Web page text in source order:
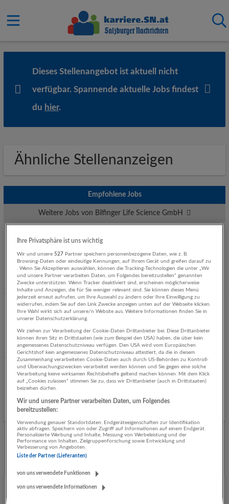
Dieses Stellenangebot ist aktuell nicht
verfügbar. Spannende aktuelle Jobs findest
du hier.
Ähnliche Stellenanzeigen
Empfohlene Jobs
Weitere Jobs von Bilfinger Life Science GmbH
Technischer Servicemitarbeiter (M/W/D)
06.08.2026,
SIAD Austria GmbH
5120 St. Pantaleon
Vor 2 Tagen veröffentlicht
Projektleiter im Bereich Fernwärmespeicher (m/w/d)
Bilfinger Life Science GmbH
Oberösterreich
Kundendiensttechniker (m/w/d) Gewerbe - Linz
29.07.2026,
Linz
Ihre Privatsphäre ist uns wichtig
Wir und unsere527 Partner speichern personenbezogene Daten, wie z. B.
Browsing-Daten oder eindeutige Kennungen, auf Ihrem Gerät und greifen darauf zu
. Wenn Sie Akzeptieren auswählen, können die Tracking-Technologien die unter „Wir
und unsere Partner verarbeiten Daten, um Folgendes bereitzustellen“ genannten
Zwecke unterstützen. Wenn Tracker deaktiviert sind, erscheinen möglicherweise
Inhalte und Anzeigen, die für Sie weniger relevant sind. Sie können dieses Menü
jederzeit erneut aufrufen, um Ihre Auswahl zu ändern oder Ihre Einwilligung zu
widerrufen, indem Sie auf den Link Zwecke anzeigen unten auf der Webseite klicken.
Ihre Wahl wirkt sich auf unsere/n Website aus. Weitere Informationen finden Sie in
unserer Datenschutzerklärung.
Wir ziehen zur Verarbeitung der Cookie-Daten Drittanbieter bei. Diese Drittanbieter
können ihren Sitz in Drittstaaten (wie zum Beispiel den USA) haben, die über kein
angemessenes Datenschutzniveau verfügen. Den USA wird vom Europäischen
Gerichtshof kein angemessenes Datenschutzniveau attestiert, da die in diesem
Zusammenhang verarbeiteten Cookie-Daten auch durch US-Behörden zu Kontroll-
und Überwachungszwecken verarbeitet werden können und Sie gegen eine solche
Verarbeitung keine wirksamen Rechtsbehelfe geltend machen können. Mit dem Klick
auf „Cookies zulassen“ stimmen Sie zu, dass wir Drittanbieter (auch in Drittstaaten)
beiziehen dürfen.
Wir und unsere Partner verarbeiten Daten, um Folgendes
bereitzustellen:
Verwendung genauer Standortdaten. Endgeräteeigenschaften zur Identifikation
aktiv abfragen. Speichern von oder Zugriff auf Informationen auf einem Endgerät.
Personalisierte Werbung und Inhalte, Messung von Werbeleistung und der
Performance von Inhalten, Zielgruppenforschung sowie Entwicklung und
Verbesserung von Angeboten.
Liste der Partner (Lieferanten)
von uns verwendete Funktionen
von uns verwendete Informationen